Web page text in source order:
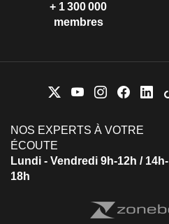
+ 1 300 000
membres
NOS EXPERTS À VOTRE
ÉCOUTE
Lundi - Vendredi 9h-12h / 14h-
18h